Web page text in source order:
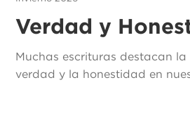
Verdad y
Muchas escrituras destacan
verdad y la honestidad en